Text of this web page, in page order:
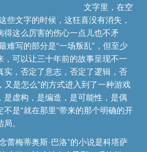
文字里，在空
些文字的时候，这狂喜没有消失，
得这么厉害的伤心一点儿也不矛
难写的部分是“一场叛乱”，但至少
，可以让三十年前的故事呈现不一
实，否定了意志，否定了逻辑，否
又是怎么”的方式进入到了一种游戏
是虚构，是编造，是可能性，是偶
是“就在那里”带来的那个明确的开
。
蕾梅蒂奥斯·巴洛”的小说是科塔萨